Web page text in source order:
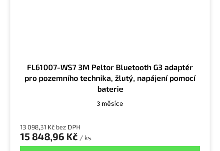
FL61007-WS7 3M Peltor Bluetooth G3 adaptér
pro pozemního technika, žlutý, napájení pomocí
baterie
3 měsíce
13 098,31 Kč bez DPH
15 848,96 Kč / ks